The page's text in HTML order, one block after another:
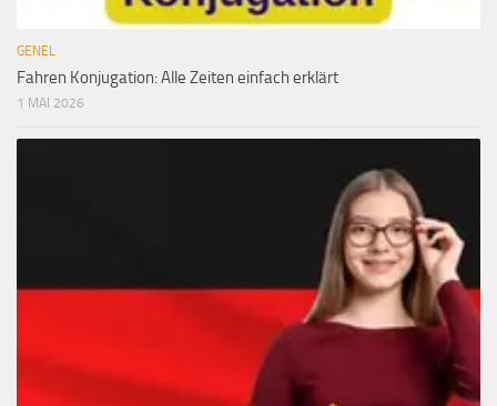
GENEL
Fahren Konjugation: Alle Zeiten einfach erklärt
1 MAI 2026